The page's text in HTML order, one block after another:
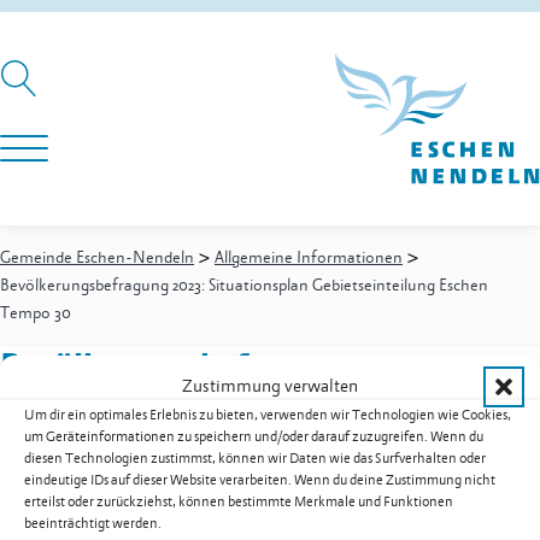
Zustimmung verwalten
Um dir ein optimales Erlebnis zu bieten, verwenden wir Technologien wie Cookies,
um Geräteinformationen zu speichern und/oder darauf zuzugreifen. Wenn du
diesen Technologien zustimmst, können wir Daten wie das Surfverhalten oder
eindeutige IDs auf dieser Website verarbeiten. Wenn du deine Zustimmung nicht
erteilst oder zurückziehst, können bestimmte Merkmale und Funktionen
beeinträchtigt werden.
Gemeinde Eschen-Nendeln > Allgemeine Informationen >
Bevölkerungsbefragung 2023: Situationsplan Gebietseinteilung Eschen
Tempo 30
Bevölkerungsbefragung 2023:
Situationsplan Gebietseinteilung
Eschen Tempo 30